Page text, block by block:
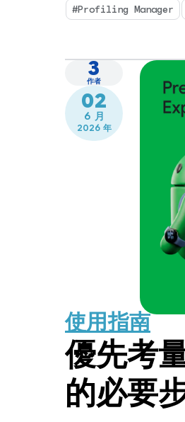
#Profiling Manager
3
作者
02
6 月
2026 年
使用指南
優先考
的必要